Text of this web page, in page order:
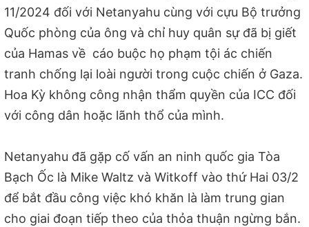
11/2024 đối với Netanyahu cùng với cựu Bộ trưởng
Quốc phòng của ông và chỉ huy quân sự đã bị giết
của Hamas về cáo buộc họ phạm tội ác chiến
tranh chống lại loài người trong cuộc chiến ở Gaza.
Hoa Kỳ không công nhận thẩm quyền của ICC đối
với công dân hoặc lãnh thổ của mình.
Netanyahu đã gặp cố vấn an ninh quốc gia Tòa
Bạch Ốc là Mike Waltz và Witkoff vào thứ Hai 03/2
để bắt đầu công việc khó khăn là làm trung gian
cho giai đoạn tiếp theo của thỏa thuận ngừng bắn.